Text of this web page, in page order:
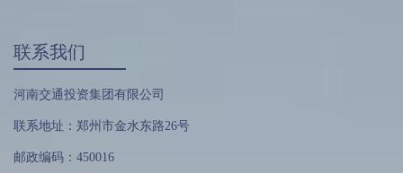
联系我们
河南交通投资集团有限公司
联系地址：郑州市金水东路26号
邮政编码：450016